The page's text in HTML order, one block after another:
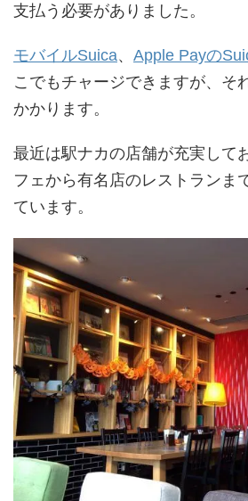
支払う必要がありました。
モバイルSuica、 Apple Payの
こでもチャージできますが、そ
かかります。
最近は駅ナカの店舗が充実して
フェから有名店のレストランま
ています。